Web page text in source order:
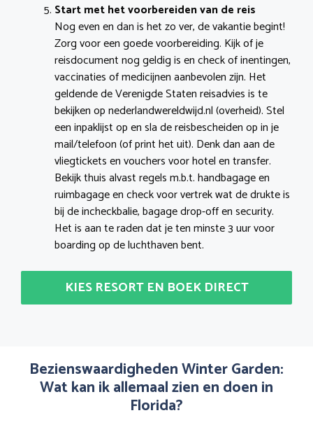
Start met het voorbereiden van de reis
Nog even en dan is het zo ver, de vakantie begint!
Zorg voor een goede voorbereiding. Kijk of je
reisdocument nog geldig is en check of inentingen,
vaccinaties of medicijnen aanbevolen zijn. Het
geldende de Verenigde Staten reisadvies is te
bekijken op nederlandwereldwijd.nl (overheid). Stel
een inpaklijst op en sla de reisbescheiden op in je
mail/telefoon (of print het uit). Denk dan aan de
vliegtickets en vouchers voor hotel en transfer.
Bekijk thuis alvast regels m.b.t. handbagage en
ruimbagage en check voor vertrek wat de drukte is
bij de incheckbalie, bagage drop-off en security.
Het is aan te raden dat je ten minste 3 uur voor
boarding op de luchthaven bent.
KIES RESORT EN BOEK DIRECT
Bezienswaardigheden Winter Garden:
Wat kan ik allemaal zien en doen in
Florida?